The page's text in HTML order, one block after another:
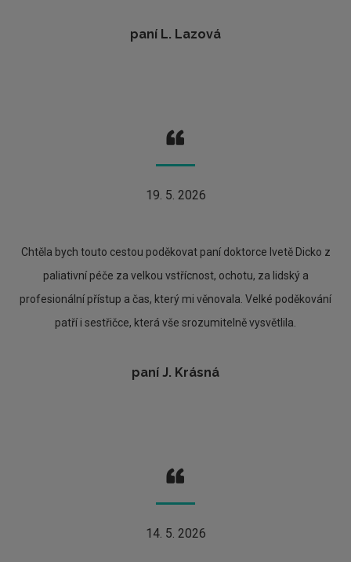
paní L. Lazová
19. 5. 2026
Chtěla bych touto cestou poděkovat paní doktorce Ivetě Dicko z
paliativní péče za velkou vstřícnost, ochotu, za lidský a
profesionální přístup a čas, který mi věnovala. Velké poděkování
patří i sestřičce, která vše srozumitelně vysvětlila.
paní J. Krásná
14. 5. 2026